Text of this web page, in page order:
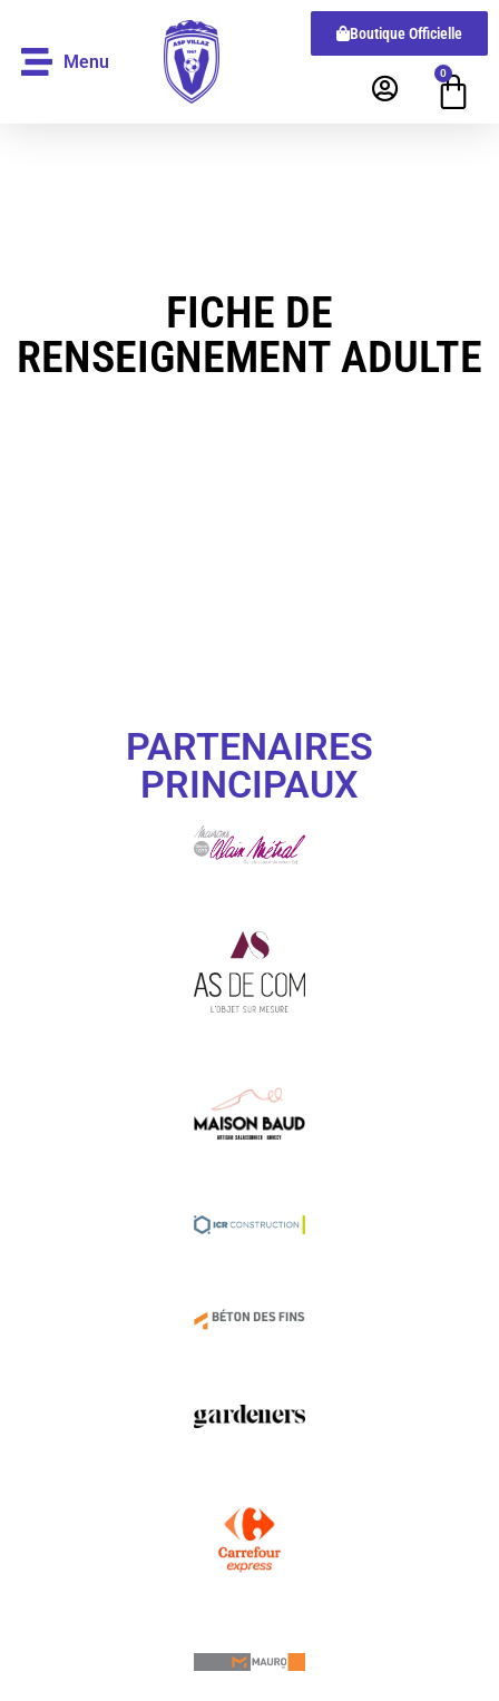
Menu
Boutique Officielle
0
FICHE DE
RENSEIGNEMENT ADULTE
PARTENAIRES
PRINCIPAUX